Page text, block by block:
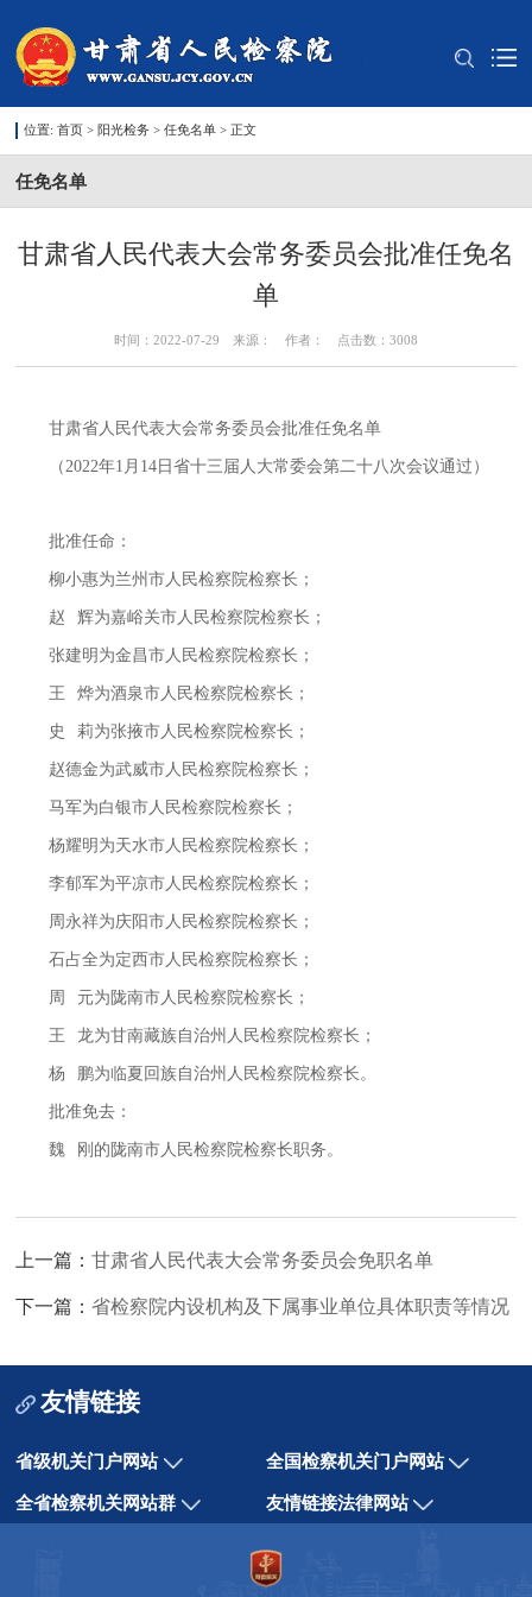
位置: 首页> 阳光检务> 任免名单> 正文
任免名单
甘肃省人民代表大会常务委员会批准任免名
单
时间：2022-07-29 来源： 作者： 点击数： 3008
甘肃省人民代表大会常务委员会批准任免名单
（ 2022年1月14日省十三届人大常委会第二十八次会议通过）
批准任命：
柳小惠为兰州市人民检察院检察长；
赵 辉为嘉峪关市人民检察院检察长；
张建明为金昌市人民检察院检察长；
王 烨为酒泉市人民检察院检察长；
史 莉为张掖市人民检察院检察长；
赵德金为武威市人民检察院检察长；
马军为白银市人民检察院检察长；
杨耀明为天水市人民检察院检察长；
李郁军为平凉市人民检察院检察长；
周永祥为庆阳市人民检察院检察长；
石占全为定西市人民检察院检察长；
周 元为陇南市人民检察院检察长；
王 龙为甘南藏族自治州人民检察院检察长；
杨 鹏为临夏回族自治州人民检察院检察长。
批准免去：
魏 刚的陇南市人民检察院检察长职务。
上一篇：甘肃省人民代表大会常务委员会免职名单
下一篇：省检察院内设机构及下属事业单位具体职责等情况
友情链接
省级机关门户网站 全国检察机关门户网站
全省检察机关网站群 友情链接法律网站